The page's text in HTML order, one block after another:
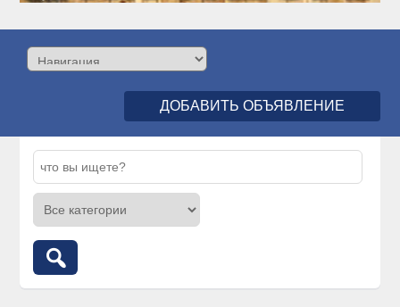
ДОБАВИТЬ ОБЪЯВЛЕНИЕ